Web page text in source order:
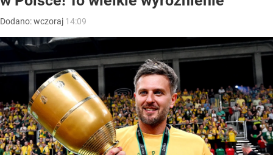
Dodano:wczoraj 14:09